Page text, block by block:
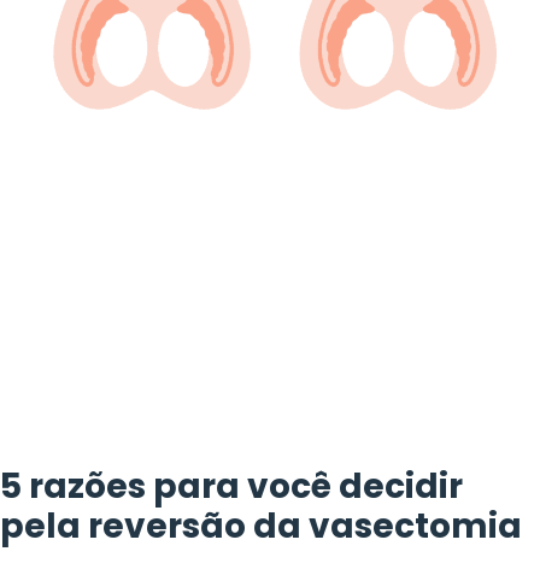
5 razões para você decidir
pela reversão da vasectomia